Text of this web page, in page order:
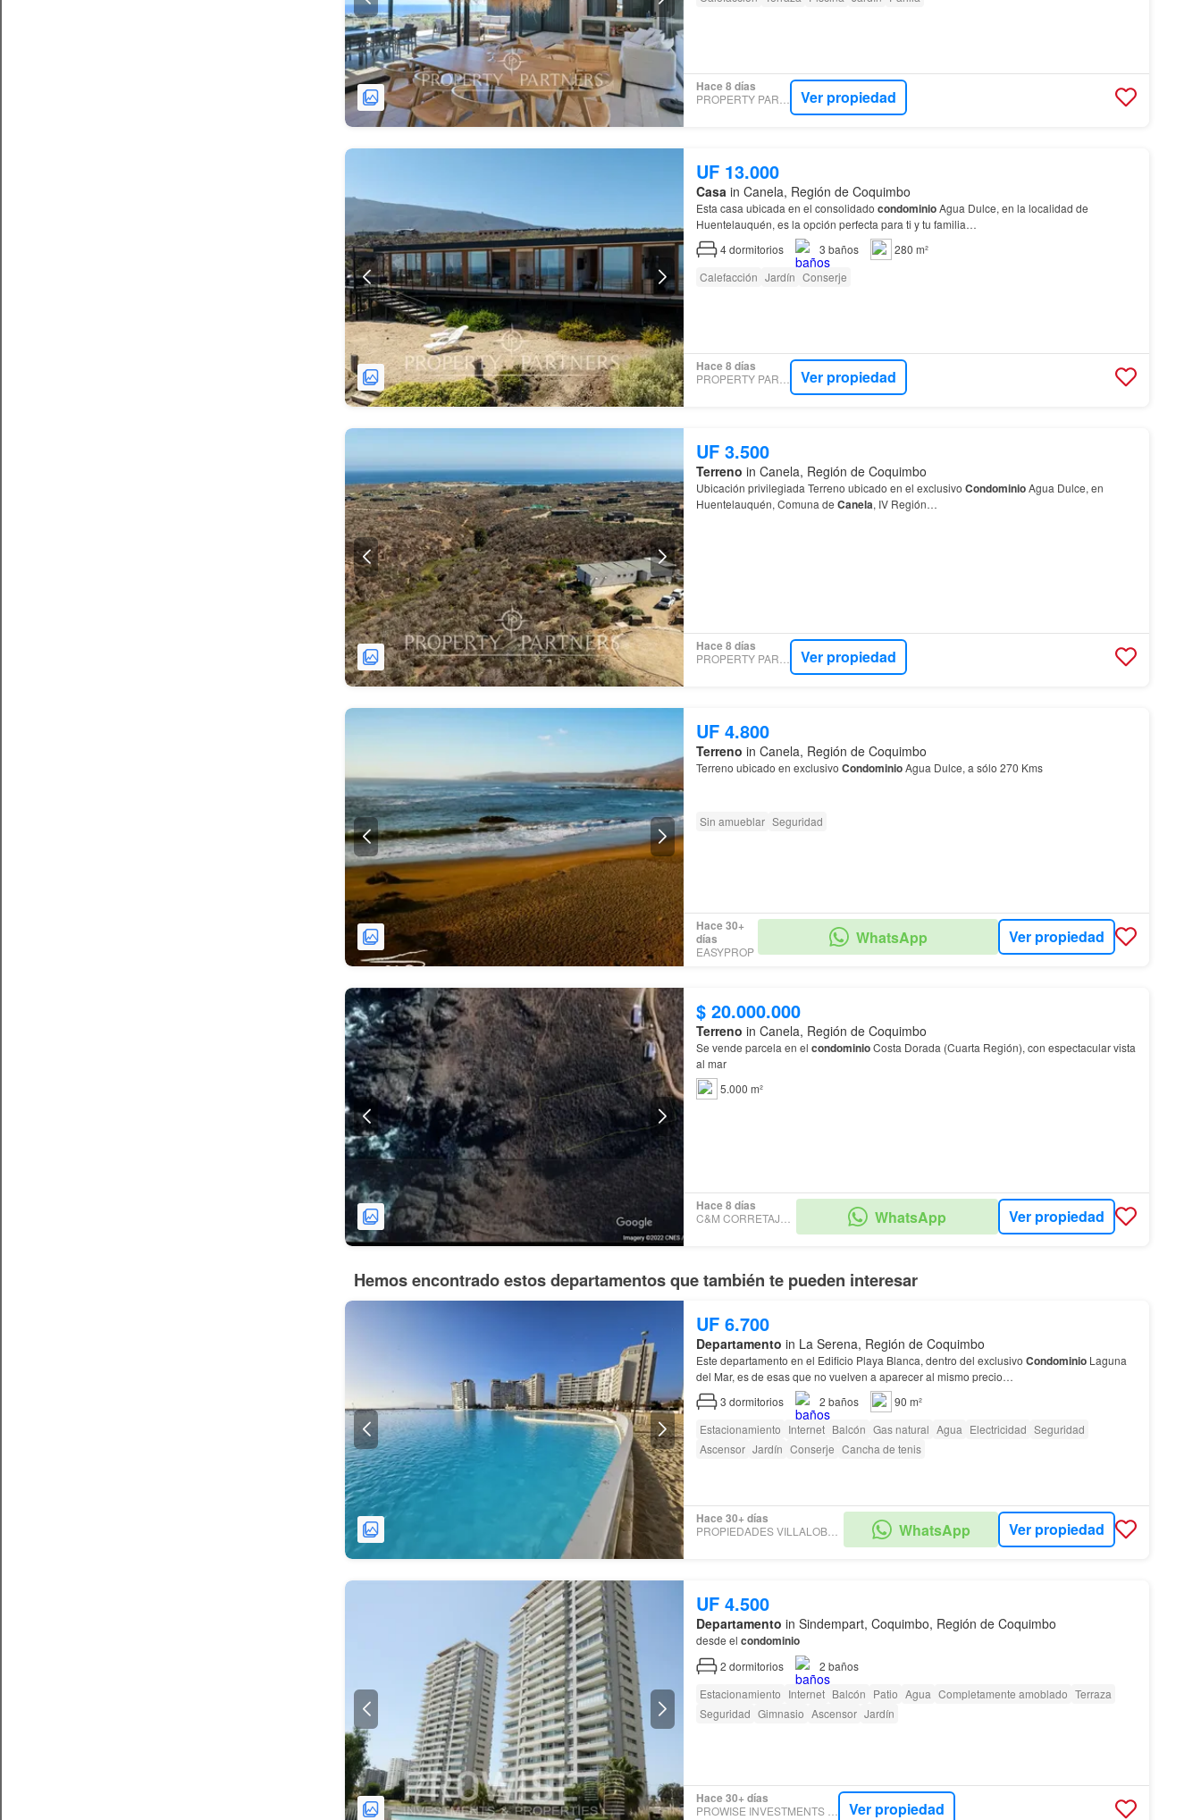
Hace 8 días
PROPERTY PARTNERS Ver propiedad
UF 13.000
Casa in Canela, Región de Coquimbo
Esta casa ubicada en el consolidado condominioAgua Dulce, en la localidad de
Huentelauquén, es la opción perfecta para ti y tu familia…
4dormitorios 3 baños
280 m²
Calefacción Jardín Conserje
Hace 8 días
PROPERTY PARTNERS Ver propiedad
UF 3.500
Terreno in Canela, Región de Coquimbo
Ubicación privilegiada Terreno ubicado en el exclusivo CondominioAgua Dulce, en
Huentelauquén, Comuna de Canela, IV Región…
Hace 8 días
Ver propiedad
UF 4.800
Terreno in Canela, Región de Coquimbo
Terreno ubicado en exclusivo CondominioAgua Dulce, a sólo 270 Kms
Sin amueblar Seguridad
Hace 30+
días
EASYPROP
WhatsApp Ver propiedad
$ 20.000.000
Terreno in Canela, Región de Coquimbo
Se vende parcela en el condominioCosta Dorada (Cuarta Región), con espectacular vista
al mar
5.000 m²
Hace 8 días
WhatsApp Ver propiedad
Hemos encontrado estos departamentos que también te pueden interesar
UF 6.700
Departamento in La Serena, Región de Coquimbo
Este departamento en el Edificio Playa Blanca, dentro del exclusivo CondominioLaguna
del Mar, es de esas que no vuelven a aparecer al mismo precio…
3 dormitorios 2 baños
90 m²
Estacionamiento Internet Balcón Gas natural Agua Electricidad Seguridad
Ascensor Jardín Conserje Cancha de tenis
Hace 30+ días
PROPIEDADES VILLALOBOS Y ASOCIADOS WhatsApp Ver propiedad
UF 4.500
Departamento in Sindempart, Coquimbo, Región de Coquimbo
desde el condominio
2 dormitorios 2 baños
Estacionamiento Internet Balcón Patio Agua Completamente amoblado Terraza
Seguridad Gimnasio Ascensor Jardín
Hace 30+ días
Ver propiedad